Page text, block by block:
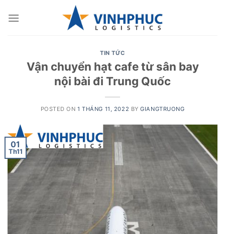
TIN TỨC
Vận chuyển hạt cafe từ sân bay
nội bài đi Trung Quốc
POSTED ON1 THÁNG 11, 2022 BYGIANGTRUONG
01
Th11